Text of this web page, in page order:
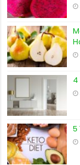
4
5